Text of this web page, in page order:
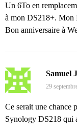
Un 6To en
à mon DS218+. Mon
Bon anniversaire à
Samuel J
29
Ce serait une chance
Synology DS218 qui